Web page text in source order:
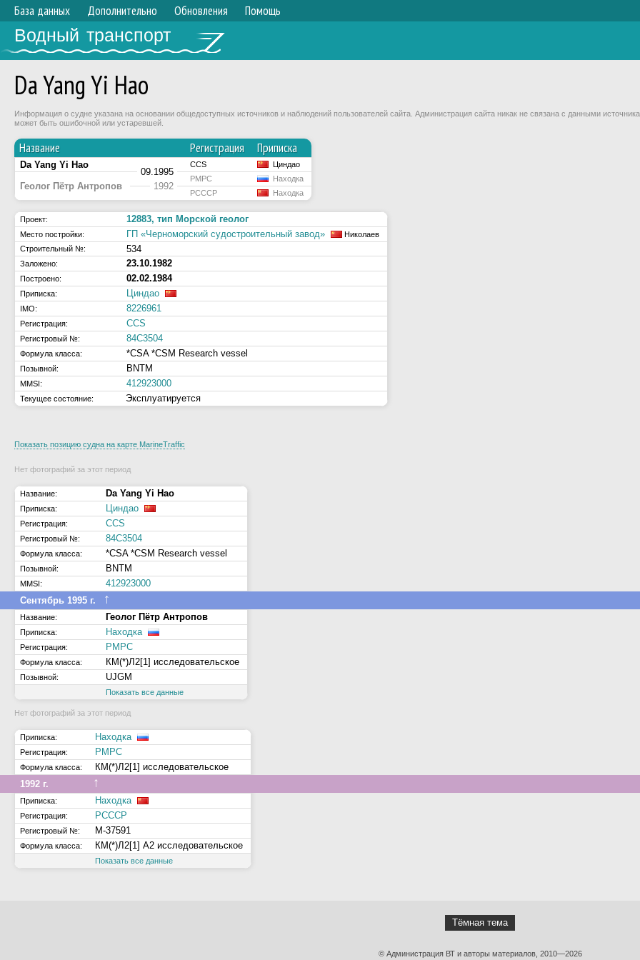
База данных Дополнительно Обновления Помощь
Водный транспорт
Da Yang Yi Hao
Информация о судне указана на основании общедоступных источников и наблюдений пользователей сайта. Администрация сайта никак не связана с данными
может быть ошибочной или устаревшей.
Название Регистрация Приписка
Da Yang Yi Hao
09.1995
CCS Циндао
Геолог Пётр Антропов 1992
РМРС
Находка
РСССР
Находка
Проект: 12883, тип Морской геолог
Место постройки: ГП «Черноморский судостроительный завод»
Николаев
Строительный №:
534
Заложено: 23.10.1982
Построено: 02.02.1984
Приписка: Циндао
IMO: 8226961
Регистрация: CCS
Регистровый №: 84C3504
Формула класса: *CSA *CSM Research vessel
Позывной: BNTM
MMSI: 412923000
Текущее состояние: Эксплуатируется
Показать позицию судна на карте MarineTraffic
Нет фотографий за этот период
Название: Da Yang Yi Hao
Приписка: Циндао
Регистрация: CCS
Регистровый №: 84C3504
Формула класса: *CSA *CSM Research vessel
Позывной: BNTM
MMSI:
412923000
Сентябрь 1995 г. ↑
Название: Геолог Пётр Антропов
Приписка: Находка
Регистрация: РМРС
Формула класса: КМ(*)Л2[1] исследовательское
Позывной: UJGM
Показать все данные
Нет фотографий за этот период
Приписка: Находка
Регистрация: РМРС
Формула класса:
КМ(*)Л2[1] исследовательское
1992 г. ↑
Приписка: Находка
Регистрация: РСССР
Регистровый №: М-37591
Формула класса: КМ(*)Л2[1] А2 исследовательское
Показать все данные
Тёмная тема
© Администрация ВТ и авторы материалов, 2010—2026